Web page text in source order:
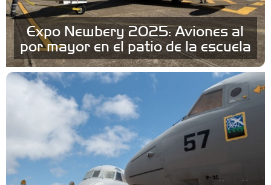
Expo Newbery 2025: Aviones al
por mayor en el patio de la escuela